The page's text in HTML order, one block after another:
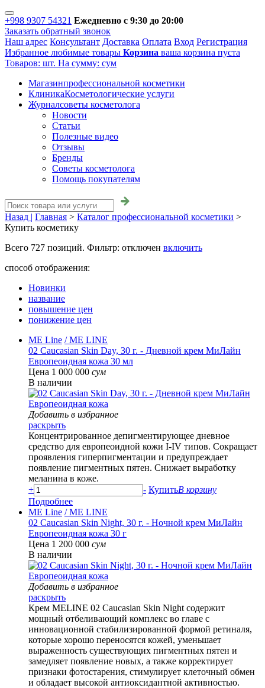
+998 9307 54321 Ежедневно с 9:30 до 20:00
Заказать обратный звонок
Наш адрес Консультант Доставка Оплата Вход Регистрация
Избранное любимые товары Корзина ваша корзина пуста
Товаров: шт. На сумму: сум
Магазинпрофессиональной косметики
КлиникаКосметологические услуги
Журналсоветы косметолога
Новости
Статьи
Полезные видео
Отзывы
Бренды
Советы косметолога
Помощь покупателям
Назад | Главная > Каталог профессиональной косметики >
Купить косметику
Всего 727 позиций. Фильтр: отключен включить
способ отображения:
Новинки
название
повышение цен
понижение цен
ME Line / ME LINE
02 Caucasian Skin Day, 30 г. - Дневной крем МиЛайн
Европеоидная кожа 30 мл
Цена 1 000 000 сум
В наличии
Добавить в избранное
раскрыть
Концентрированное депигментирующее дневное
средство для европеоидной кожи I-IV типов. Сокращает
проявления гиперпигментации и предупреждает
появление пигментных пятен. Снижает выработку
меланина в коже.
+
- КупитьВ корзину
Подробнее
ME Line / ME LINE
02 Caucasian Skin Night, 30 г. - Ночной крем МиЛайн
Европеоидная кожа 30 г
Цена 1 200 000 сум
В наличии
Добавить в избранное
раскрыть
Крем MELINE 02 Caucasian Skin Night содержит
мощный отбеливающий комплекс во главе с
инновационной стабилизированной формой ретиналя,
которые хорошо переносятся кожей, уменьшает
выраженность существующих пигментных пятен и
замедляет появление новых, а также корректирует
признаки фотостарения, стимулирует клеточный обмен
и обладает высокой антиоксидантной активностью.